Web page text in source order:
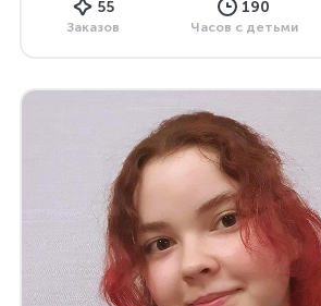
55
Заказов
190
Часов с детьми